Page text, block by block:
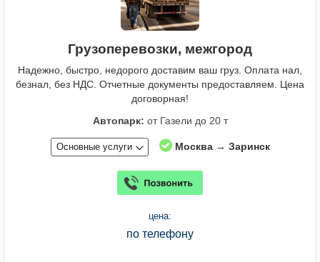
Грузоперевозки, межгород
Надежно, быстро, недорого доставим ваш груз. Оплата нал,
безнал, без НДС. Отчетные документы предоставляем. Цена
договорная!
Автопарк: от Газели до 20 т
Основные услуги Москва → Заринск
цена:
по телефону